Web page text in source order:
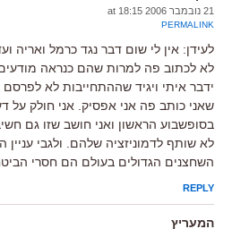
21 נובמבר 2006 at 18:15
PERMALINK
לעידן: אין לי שום דבר נגד כרמל ואריה
לא לכתוב פה למרות שהם כנראה
ידבר איתי ויגיד שההתחייבות לא
שאני כותב פה אני אפסיק. אני חולק על
בסופשבוע הראשון ואני חושב שזו גם
לא שותף לדמוניזציה שלהם. ולגבי עניין
השחצנים הגדולים בעולם הם חסרי
REPLY
המעריץ